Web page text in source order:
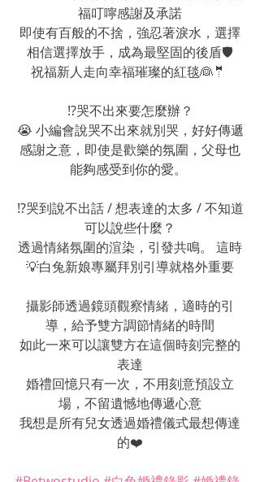
福叮嚀感謝及承諾
即使有百般的不捨，強忍著淚水，選擇
相信選擇放手，成為最堅固的後盾🛡
祝福新人走向幸福璀璨的紅毯👰🤵
⁉️哭不出來要怎麼辦？
😭 小編會說哭不出來就別哭，好好傳遞
感謝之意，即使是歡樂的氛圍，父母也
能夠感受到你的愛。
⁉️哭到說不出話 / 想表達的太多 / 不知道
可以說些什麼？
透過情緒氛圍的渲染，引發共鳴。 這時
💡白兔新娘專屬拜別引導就格外重要
攝影師透過鏡頭觀察情緒，適時的引
導，給予雙方調節情緒的時間
如此一來可以讓雙方在這個時刻完整的
表達
婚禮回憶只有一次，不用刻意預設立
場，不留遺憾地傳遞心意
我想是所有兒女透過婚禮儀式最想傳達
的❤️